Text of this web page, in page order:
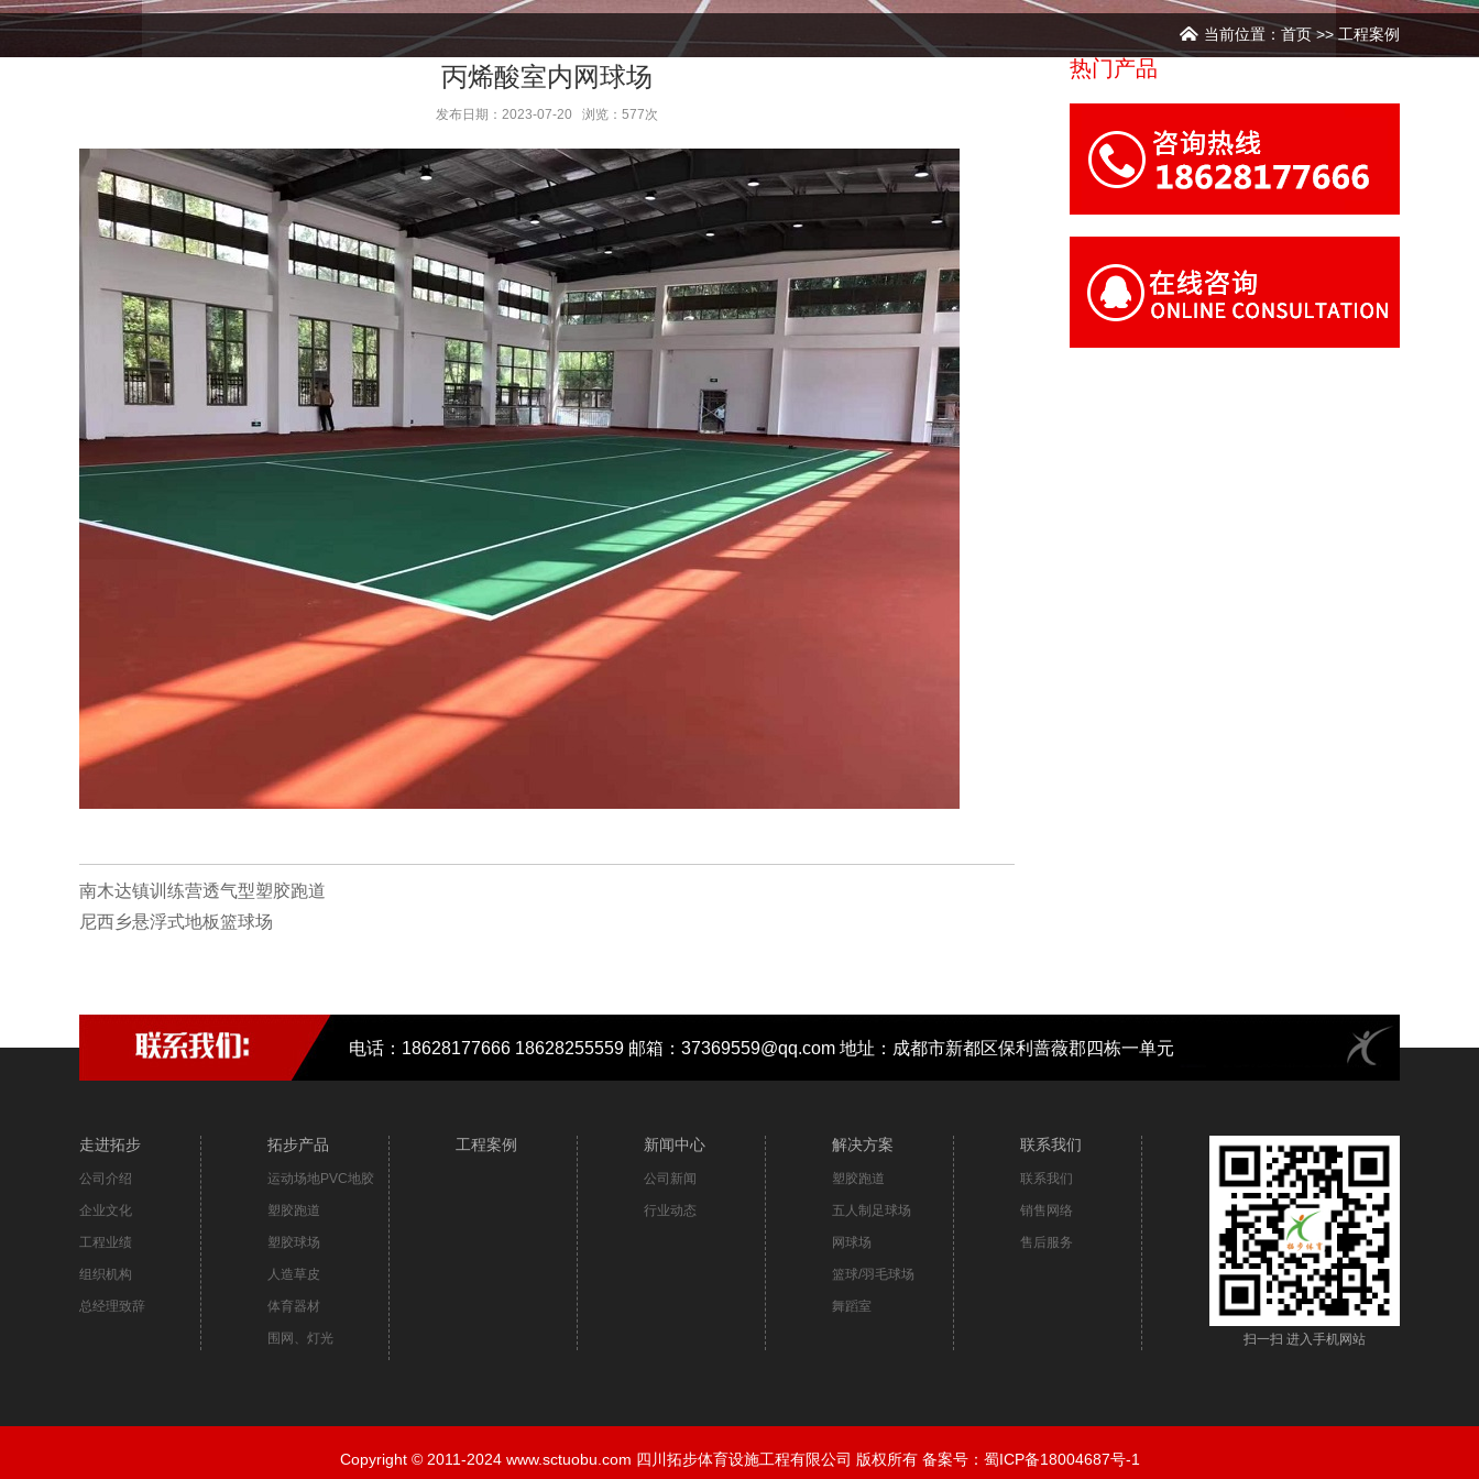
当前位置： 首页>>工程案例
丙烯酸室内网球场
发布日期：2023-07-20 浏览：577次
南木达镇训练营透气型塑胶跑道
尼西乡悬浮式地板篮球场
热门产品
电话：18628177666 18628255559 邮箱：37369559@qq.com 地址：成都市新都区保利蔷薇郡四栋一单元
走进拓步
公司介绍
企业文化
工程业绩
组织机构
总经理致辞
拓步产品
运动场地PVC地胶
塑胶跑道
塑胶球场
人造草皮
体育器材
围网、灯光
工程案例 新闻中心
公司新闻
行业动态
解决方案
塑胶跑道
五人制足球场
网球场
篮球/羽毛球场
舞蹈室
联系我们
联系我们
销售网络
售后服务
扫一扫 进入手机网站
Copyright © 2011-2024 www.sctuobu.com 四川拓步体育设施工程有限公司 版权所有 备案号： 蜀ICP备18004687号-1